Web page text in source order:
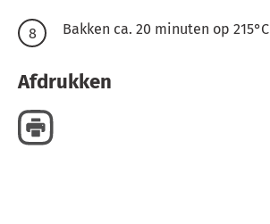
Bakken ca. 20 minuten op 215°C
Afdrukken